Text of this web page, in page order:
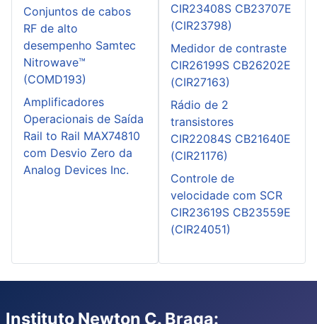
Conjuntos de cabos
RF de alto
desempenho Samtec
Nitrowave™
(COMD193)
Amplificadores
Operacionais de Saída
Rail to Rail MAX74810
com Desvio Zero da
Analog Devices Inc.
CIR23408S CB23707E
(CIR23798)
Medidor de contraste
CIR26199S CB26202E
(CIR27163)
Rádio de 2
transistores
CIR22084S CB21640E
(CIR21176)
Controle de
velocidade com SCR
CIR23619S CB23559E
(CIR24051)
Instituto Newton C. Braga: